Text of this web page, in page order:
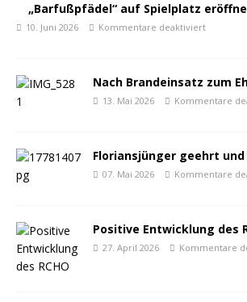
„Barfußpfädel“ auf Spielplatz
10. Juni 2026 Kommentare deaktiviert
Nach Brandeinsatz zum
13. Mai 2026 Kommentare
Floriansjünger geehrt
07. Mai 2026 Kommentare
Positive Entwicklung des
27. April 2026 Kommentare